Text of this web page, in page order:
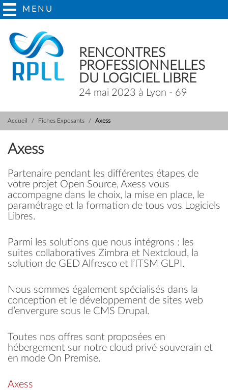
MENU
RENCONTRES
PROFESSIONNELLES
DU LOGICIEL LIBRE
24 mai 2023 à Lyon - 69
Accueil Fiches Exposants Axess
Axess
Partenaire pendant les différentes étapes de
votre projet Open Source, Axess vous
accompagne dans le choix, la mise en place, le
paramétrage et la formation de tous vos Logiciels
Libres.
Parmi les solutions que nous intégrons : les
suites collaboratives Zimbra et Nextcloud, la
solution de GED Alfresco et l’ITSM GLPI.
Nous sommes également spécialisés dans la
conception et le développement de sites web
d’envergure sous le CMS Drupal.
Toutes nos offres sont proposées en
hébergement sur notre cloud privé souverain et
en mode On Premise.
Axess